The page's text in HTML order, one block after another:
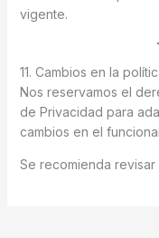
vigente.
11. Cambios en la
Nos reservamos el
de Privacidad para
cambios en el
Se recomienda